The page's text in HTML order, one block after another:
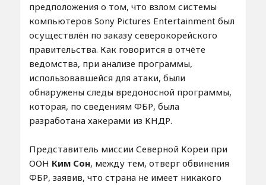
предположения о том, что взлом системы
компьютеров Sony Pictures Entertainment был
осуществлён по заказу северокорейского
правительства. Как говорится в отчёте
ведомства, при анализе программы,
использовавшейся для атаки, были
обнаружены следы вредоносной программы,
которая, по сведениям ФБР, была
разработана хакерами из КНДР.
Представитель миссии Северной Кореи при
ООН Ким Сон, между тем, отверг обвинения
ФБР, заявив, что страна не имеет никакого